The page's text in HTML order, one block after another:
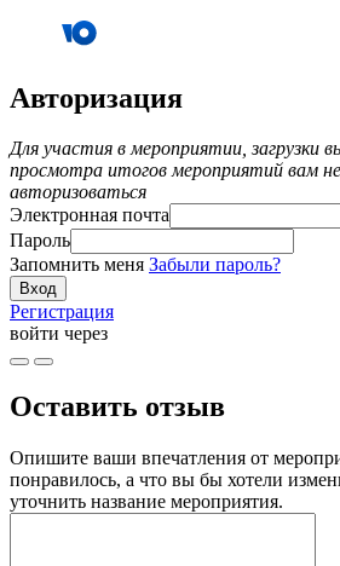
Авторизация
Для участия в мероприятии, загрузки
просмотра итогов мероприятий вам
авторизоваться
Электронная почта
Пароль
Запомнить меня Забыли пароль?
Регистрация
войти через
Оставить отзыв
Опишите ваши впечатления от
понравилось, а что вы бы хотели
уточнить название мероприятия.